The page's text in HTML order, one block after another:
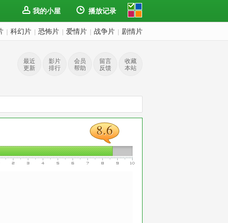
我的小屋 播放记录
科幻片 恐怖片 爱情片 战争片 剧情片
最近
更新
影片
排行
会员
帮助
留言
反馈
收藏
本站
8.6
8.6